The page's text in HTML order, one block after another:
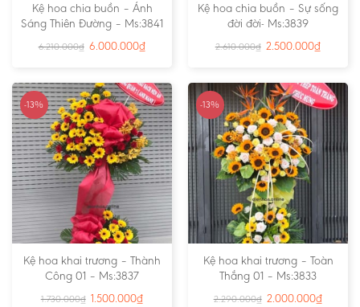
Kệ hoa chia buồn – Ánh
Sáng Thiên Đường – Ms:3841
6.210.000₫ 6.000.000₫
Kệ hoa chia buồn – Sự sống
đời đời- Ms:3839
2.610.000₫ 2.500.000₫
-13%
Kệ hoa khai trương – Thành
Công 01 – Ms:3837
1.730.000₫ 1.500.000₫
-13%
Kệ hoa khai trương – Toàn
Thắng 01 – Ms:3833
2.290.000₫ 2.000.000₫